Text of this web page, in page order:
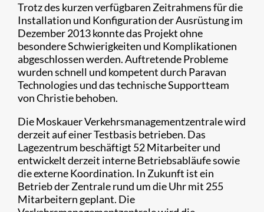
Trotz des kurzen verfügbaren Zeitrahmens für die
Installation und Konfiguration der Ausrüstung im
Dezember 2013 konnte das Projekt ohne
besondere Schwierigkeiten und Komplikationen
abgeschlossen werden. Auftretende Probleme
wurden schnell und kompetent durch Paravan
Technologies und das technische Supportteam
von Christie behoben.
Die Moskauer Verkehrsmanagementzentrale wird
derzeit auf einer Testbasis betrieben. Das
Lagezentrum beschäftigt 52 Mitarbeiter und
entwickelt derzeit interne Betriebsabläufe sowie
die externe Koordination. In Zukunft ist ein
Betrieb der Zentrale rund um die Uhr mit 255
Mitarbeitern geplant. Die